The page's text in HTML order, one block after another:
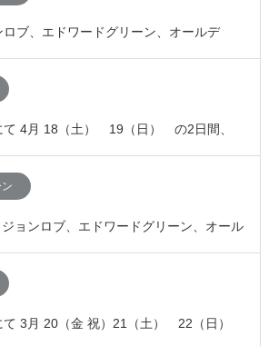
ブ、エドワードグリーン、オールデ
など高級靴の買取査定が7%上乗…
て 4月 18（土） 19（日） の2日間、
ップする買取イ…
ョンロブ、エドワードグリーン、オール
ンなど高級靴の買取査定が…
て 3月 20（金 祝）21（土） 22（日）